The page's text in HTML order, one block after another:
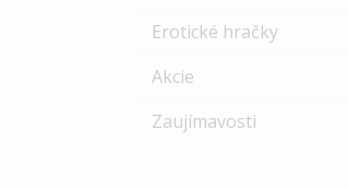
Erotické hračky
Akcie
Zaujímavosti